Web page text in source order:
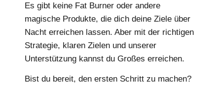
Es gibt keine Fat Burner oder andere
magische Produkte, die dich deine Ziele über
Nacht erreichen lassen. Aber mit der richtigen
Strategie, klaren Zielen und unserer
Unterstützung kannst du Großes erreichen.
Bist du bereit, den ersten Schritt zu machen?